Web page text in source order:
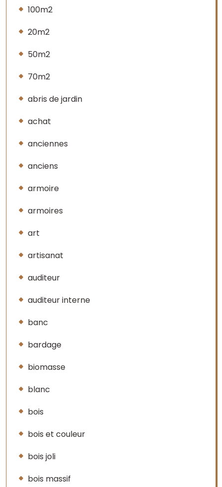
100m2
20m2
50m2
70m2
abris de jardin
achat
anciennes
anciens
armoire
armoires
art
artisanat
auditeur
auditeur interne
banc
bardage
biomasse
blanc
bois
bois et couleur
bois joli
bois massif